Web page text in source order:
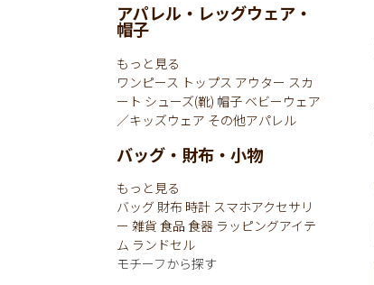
アパレル・レッグウェア・
帽子
もっと見る
ワンピース トップス アウター スカ
ート シューズ(靴) 帽子 ベビーウェア
／キッズウェア その他アパレル
バッグ・財布・小物
もっと見る
バッグ 財布 時計 スマホアクセサリ
ー 雑貨 食品 食器 ラッピングアイテ
ム ランドセル
モチーフから探す